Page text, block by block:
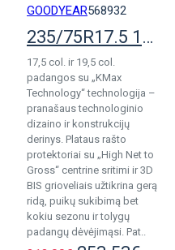
GOODYEAR568932
235/75R17.5 132/130M Goodyear KMax D
17,5 col. ir 19,5 col.
padangos su „KMax
Technology“ technologija –
pranašaus technologinio
dizaino ir konstrukcijų
derinys. Plataus rašto
protektoriai su „High Net to
Gross“ centrine sritimi ir 3D
BIS grioveliais užtikrina gerą
ridą, puikų sukibimą bet
kokiu sezonu ir tolygų
padangų dėvėjimąsi. Pat..